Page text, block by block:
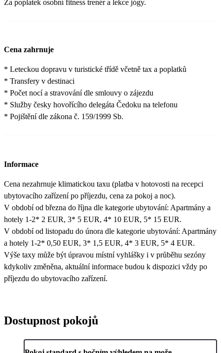
Za poplatek osobní fitness trenér a lekce jógy.
Cena zahrnuje
* Leteckou dopravu v turistické třídě včetně tax a poplatků
* Transfery v destinaci
* Počet nocí a stravování dle smlouvy o zájezdu
* Služby česky hovořícího delegáta Čedoku na telefonu
* Pojištění dle zákona č. 159/1999 Sb.
Informace
Cena nezahrnuje klimatickou taxu (platba v hotovosti na recepci
ubytovacího zařízení po příjezdu, cena za pokoj a noc).
V období od března do října dle kategorie ubytování: Apartmány a
hotely 1-2* 2 EUR, 3* 5 EUR, 4* 10 EUR, 5* 15 EUR.
V období od listopadu do února dle kategorie ubytování: Apartmány
a hotely 1-2* 0,50 EUR, 3* 1,5 EUR, 4* 3 EUR, 5* 4 EUR.
Výše taxy může být úpravou místní vyhlášky i v průběhu sezóny
kdykoliv změněna, aktuální informace budou k dispozici vždy po
příjezdu do ubytovacího zařízení.
Dostupnost pokojů